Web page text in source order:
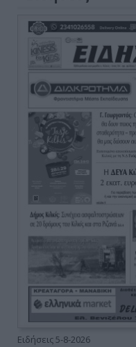
Ειδήσεις 5-8-2026